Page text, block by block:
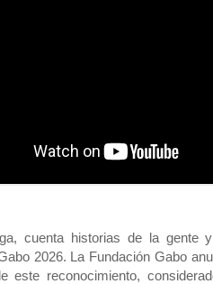
cuenta historias de la
2026. La Fundación Gabo
este reconocimiento,